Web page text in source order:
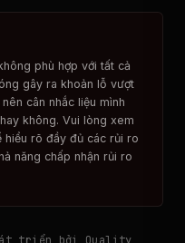
phù hợp với tất cả
gây ra khoản lỗ vượt
cân nhắc liệu mình
không. Vui lòng xem
rõ đầy đủ các rủi ro
năng chấp nhận rủi ro